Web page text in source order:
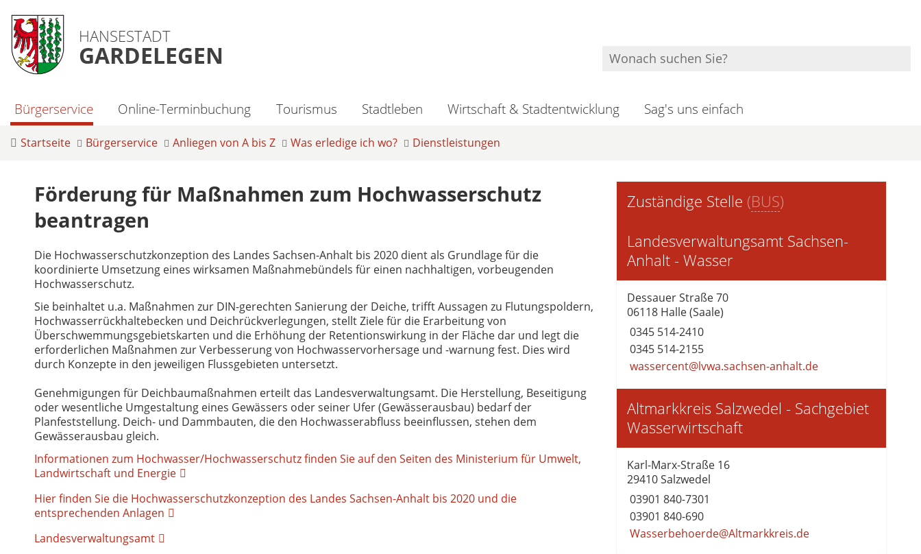
HANSESTADT
GARDELEGEN
Bürgerservice Online-Terminbuchung Tourismus Stadtleben Wirtschaft & Stadtentwicklung Sag's uns einfach
Startseite Bürgerservice Anliegen von A bis Z Was erledige ich wo? Dienstleistungen
Förderung für Maßnahmen zum Hochwasserschutz
beantragen
Die Hochwasserschutzkonzeption des Landes Sachsen-Anhalt bis 2020 dient als Grundlage für die
koordinierte Umsetzung eines wirksamen Maßnahmebündels für einen nachhaltigen, vorbeugenden
Hochwasserschutz.
Sie beinhaltet u.a. Maßnahmen zur DIN-gerechten Sanierung der Deiche, trifft Aussagen zu Flutungspoldern,
Hochwasserrückhaltebecken und Deichrückverlegungen, stellt Ziele für die Erarbeitung von
Überschwemmungsgebietskarten und die Erhöhung der Retentionswirkung in der Fläche dar und legt die
erforderlichen Maßnahmen zur Verbesserung von Hochwasservorhersage und -warnung fest. Dies wird
durch Konzepte in den jeweiligen Flussgebieten untersetzt.
Genehmigungen für Deichbaumaßnahmen erteilt das Landesverwaltungsamt. Die Herstellung, Beseitigung
oder wesentliche Umgestaltung eines Gewässers oder seiner Ufer (Gewässerausbau) bedarf der
Planfeststellung. Deich- und Dammbauten, die den Hochwasserabfluss beeinflussen, stehen dem
Gewässerausbau gleich.
Informationen zum Hochwasser/Hochwasserschutz finden Sie auf den Seiten des Ministerium für Umwelt,
Landwirtschaft und Energie
Hier finden Sie die Hochwasserschutzkonzeption des Landes Sachsen-Anhalt bis 2020 und die
entsprechenden Anlagen
Landesverwaltungsamt
Zuständige Stelle (BUS)
Landesverwaltungsamt Sachsen-
Anhalt - Wasser
Dessauer Straße 70
06118 Halle (Saale)
0345 514-2410
0345 514-2155
wassercent@lvwa.sachsen-anhalt.de
Altmarkkreis Salzwedel - Sachgebiet
Wasserwirtschaft
Karl-Marx-Straße 16
29410 Salzwedel
03901 840-7301
03901 840-690
Wasserbehoerde@Altmarkkreis.de